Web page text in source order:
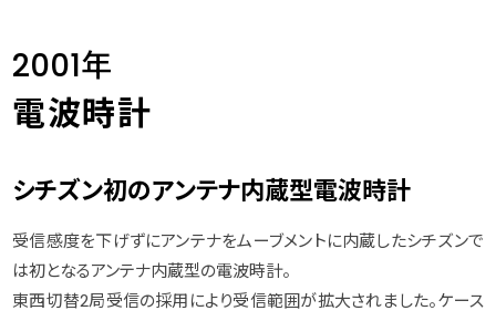
2001年
電波時計
シチズン初のアンテナ内蔵型電波時計
受信感度を下げずにアンテナをムーブメントに内蔵したシチズンで
は初となるアンテナ内蔵型の電波時計。
東西切替2局受信の採用により受信範囲が拡大されました。ケース